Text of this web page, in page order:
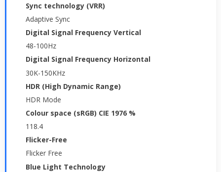
Sync technology (VRR)
Adaptive Sync
Digital Signal Frequency Vertical
48-100Hz
Digital Signal Frequency Horizontal
30K-150KHz
HDR (High Dynamic Range)
HDR Mode
Colour space (sRGB) CIE 1976 %
118.4
Flicker-Free
Flicker Free
Blue Light Technology